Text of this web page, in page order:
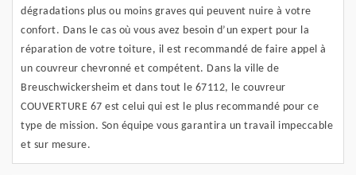
dégradations plus ou moins graves qui peuvent nuire à votre
confort. Dans le cas où vous avez besoin d’un expert pour la
réparation de votre toiture, il est recommandé de faire appel à
un couvreur chevronné et compétent. Dans la ville de
Breuschwickersheim et dans tout le 67112, le couvreur
COUVERTURE 67 est celui qui est le plus recommandé pour ce
type de mission. Son équipe vous garantira un travail impeccable
et sur mesure.